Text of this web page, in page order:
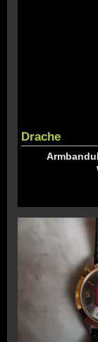
Drache